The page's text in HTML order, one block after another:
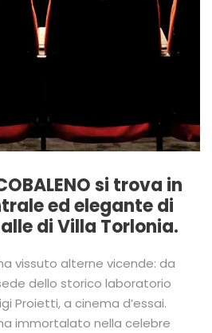
si trova in
ed elegante di
di Villa Torlonia.
vissuto alterne vicende: da
dello storico laboratorio
Proietti, a cinema d’essai.
immortalato nella celebre